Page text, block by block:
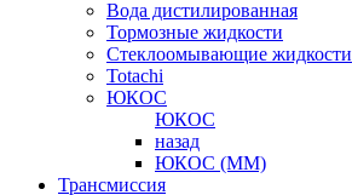
Вода дистилированная
Тормозные жидкости
Стеклоомывающие жидкости
Totachi
ЮКОС
ЮКОС
назад
ЮКОС (ММ)
Трансмиссия